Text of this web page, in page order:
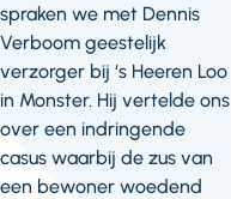
spraken we met Dennis
Verboom geestelijk
verzorger bij ‘s Heeren Loo
in Monster. Hij vertelde ons
over een indringende
casus waarbij de zus van
een bewoner woedend